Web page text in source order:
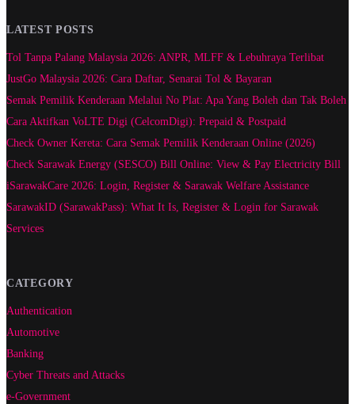
LATEST POSTS
Tol Tanpa Palang Malaysia 2026: ANPR, MLFF & Lebuhraya Terlibat
JustGo Malaysia 2026: Cara Daftar, Senarai Tol & Bayaran
Semak Pemilik Kenderaan Melalui No Plat: Apa Yang Boleh dan Tak Boleh
Cara Aktifkan VoLTE Digi (CelcomDigi): Prepaid & Postpaid
Check Owner Kereta: Cara Semak Pemilik Kenderaan Online (2026)
Check Sarawak Energy (SESCO) Bill Online: View & Pay Electricity Bill
iSarawakCare 2026: Login, Register & Sarawak Welfare Assistance
SarawakID (SarawakPass): What It Is, Register & Login for Sarawak
Services
CATEGORY
Authentication
Automotive
Banking
Cyber Threats and Attacks
e-Government